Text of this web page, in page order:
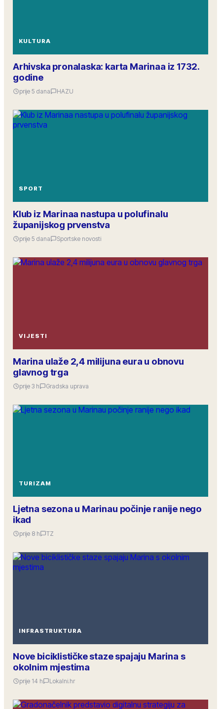
KULTURA
Arhivska pronalaska: karta Marinaa iz 1732.
godine
prije 5 dana HAZU
SPORT
Klub iz Marinaa nastupa u polufinalu
županijskog prvenstva
prije 5 dana Sportske novosti
VIJESTI
Marina ulaže 2,4 milijuna eura u obnovu
glavnog trga
prije 3 h Gradska uprava
TURIZAM
Ljetna sezona u Marinau počinje ranije nego
ikad
prije 8 h TZ
INFRASTRUKTURA
Nove biciklističke staze spajaju Marina s
okolnim mjestima
prije 14 h Lokalni.hr